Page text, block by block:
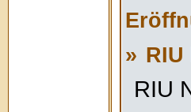
»
RIU